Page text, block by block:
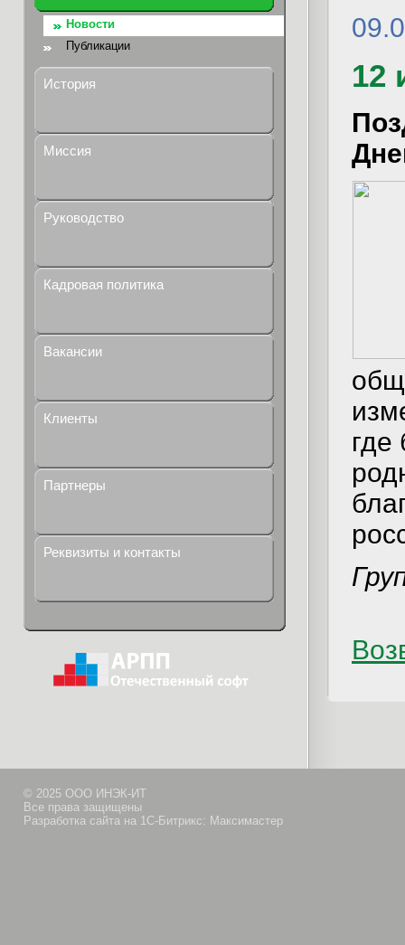
Новости
Публикации
История
Миссия
Руководство
Кадровая политика
Вакансии
Клиенты
Партнеры
Реквизиты и контакты
12
© 2025 ООО ИНЭК-ИТ
Все права защищены
Разработка сайта на 1С-Битрикс: Максимастер